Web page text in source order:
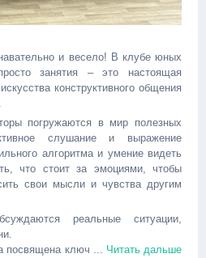
и весело! В клубе юных
занятия – это настоящая
конструктивного общения
погружаются в мир полезных
слушание и выражение
алгоритма и умение видеть
что стоит за эмоциями, чтобы
свои мысли и чувства другим
реальные ситуации,
посвящена ключ ... Читать дальше